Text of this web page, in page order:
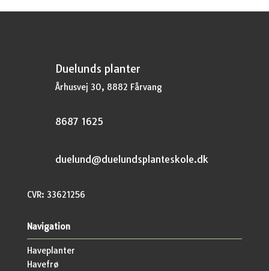
Duelunds planter
Århusvej 30, 8882 Fårvang
8687 1625
duelund@duelundsplanteskole.dk
CVR: 33621256
Navigation
Haveplanter
Havefrø